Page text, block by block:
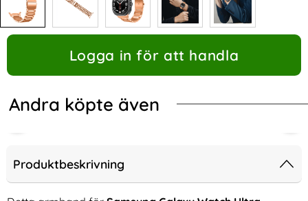
Logga in för att handla
Andra köpte även
Produktbeskrivning